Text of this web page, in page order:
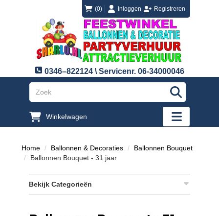
(0) loginInloggen
registreren Registreren
0346–822124 \ Servicenr. 06-34000046
"Zoeken
Winkelwagen
"Toggle
Home Ballonnen & Decoraties
Ballonnen Bouquet
Ballonnen Bouquet - 31 jaar
Bekijk Categorieën